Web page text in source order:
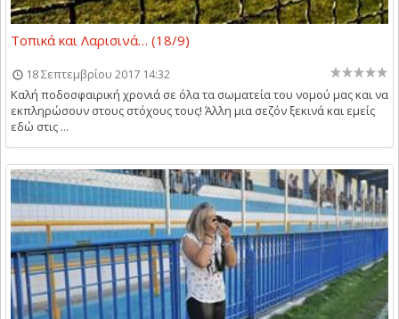
Τοπικά και Λαρισινά… (18/9)
18 Σεπτεμβρίου 2017 14:32
Καλή ποδοσφαιρική χρονιά σε όλα τα σωματεία του νομού μας και να
εκπληρώσουν στους στόχους τους! Άλλη μια σεζόν ξεκινά και εμείς
εδώ στις ...